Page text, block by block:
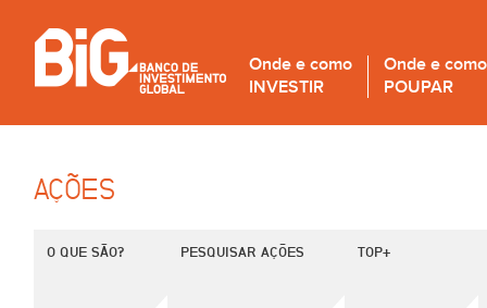
Onde e como
INVESTIR
Onde e como
POUPAR
AÇÕES
O QUE SÃO? PESQUISAR AÇÕES TOP+